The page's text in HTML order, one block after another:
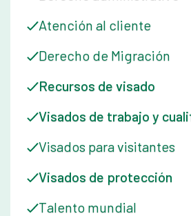
Atención al cliente
Derecho de Migración
Recursos de visado
Visados de trabajo y
Visados para visitantes
Visados de protección
Talento mundial